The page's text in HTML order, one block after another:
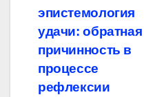
по
записям
эпистемология
удачи: обратная
причинность в
процессе
рефлексии